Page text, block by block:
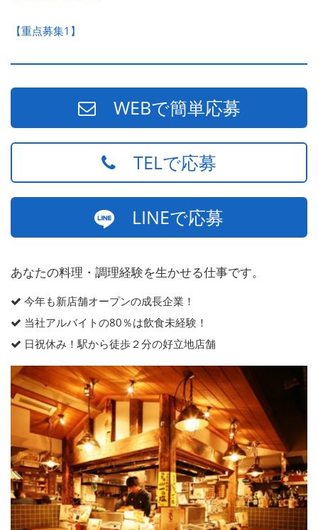
【重点募集1】
WEBで簡単応募
TELで応募
LINEで応募
あなたの料理・調理経験を生かせる仕事です。
今年も新店舗オープンの成長企業！
当社アルバイトの80％は飲食未経験！
日祝休み！駅から徒歩２分の好立地店舗